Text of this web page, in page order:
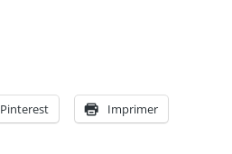
Pinterest Imprimer